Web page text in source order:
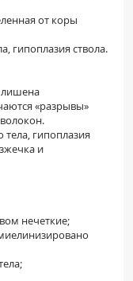
от коры
гипоплазия ствола.
«разрывы»
гипоплазия
и
нечеткие;